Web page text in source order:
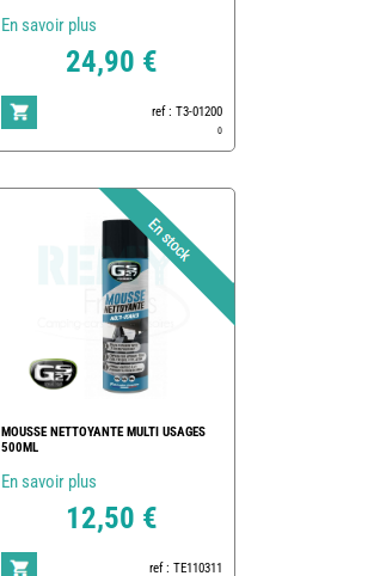
En savoir plus
24,90 €
ref : T3-01200
0
MOUSSE NETTOYANTE MULTI USAGES
500ML
En savoir plus
12,50 €
ref : TE110311